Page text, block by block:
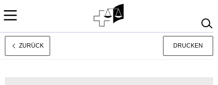
Français
ZURÜCK DRUCKEN